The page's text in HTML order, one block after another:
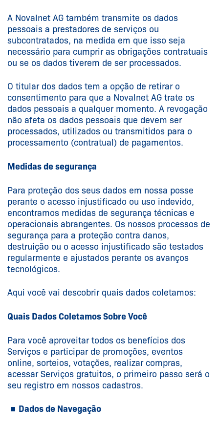
A Novalnet AG também transmite os dados
pessoais a prestadores de serviços ou
subcontratados, na medida em que isso seja
necessário para cumprir as obrigações contratuais
ou se os dados tiverem de ser processados.
O titular dos dados tem a opção de retirar o
consentimento para que a Novalnet AG trate os
dados pessoais a qualquer momento. A revogação
não afeta os dados pessoais que devem ser
processados, utilizados ou transmitidos para o
processamento (contratual) de pagamentos.
Medidas de segurança
Para proteção dos seus dados em nossa posse
perante o acesso injustificado ou uso indevido,
encontramos medidas de segurança técnicas e
operacionais abrangentes. Os nossos processos de
segurança para a proteção contra danos,
destruição ou o acesso injustificado são testados
regularmente e ajustados perante os avanços
tecnológicos.
Aqui você vai descobrir quais dados coletamos:
Quais Dados Coletamos Sobre Você
Para você aproveitar todos os benefícios dos
Serviços e participar de promoções, eventos
online, sorteios, votações, realizar compras,
acessar Serviços gratuitos, o primeiro passo será o
seu registro em nossos cadastros.
Dados de Navegação